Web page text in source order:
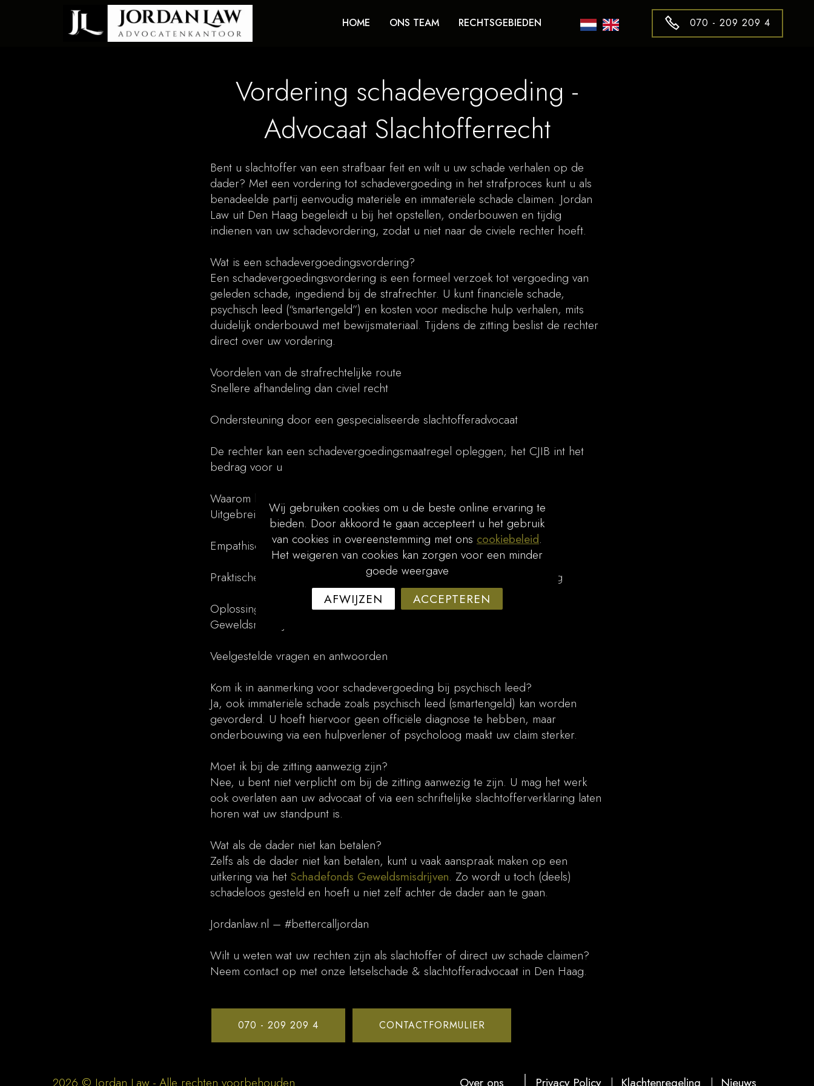
Vordering schadevergoeding -
Advocaat Slachtofferrecht
Bent u slachtoffer van een strafbaar feit en wilt u uw schade verhalen op de
dader? Met een vordering tot schadevergoeding in het strafproces kunt u als
benadeelde partij eenvoudig materiële en immateriële schade claimen. Jordan
Law uit Den Haag begeleidt u bij het opstellen, onderbouwen en tijdig
indienen van uw schadevordering, zodat u niet naar de civiele rechter hoeft.​
Wat is een schadevergoedingsvordering?
Een schadevergoedingsvordering is een formeel verzoek tot vergoeding van
geleden schade, ingediend bij de strafrechter. U kunt financiële schade,
psychisch leed (“smartengeld”) en kosten voor medische hulp verhalen, mits
duidelijk onderbouwd met bewijsmateriaal. Tijdens de zitting beslist de rechter
direct over uw vordering.
Voordelen van de strafrechtelijke route
Snellere afhandeling dan civiel recht
Ondersteuning door een gespecialiseerde slachtofferadvocaat
De rechter kan een schadevergoedingsmaatregel opleggen; het CJIB int het
bedrag voor u
Waarom kiezen voor Jordan Law?
Uitgebreide ervaring met schadeclaims in slachtofferzaken
Empathische begeleiding bij emotioneel en psychisch leed
Praktische hulp bij bewijsvergaring en onderbouwing van de vordering
Oplossingen bij oninbaarheid, bijvoorbeeld via het Schadefonds
Geweldsmisdrijven
Veelgestelde vragen en antwoorden
Kom ik in aanmerking voor schadevergoeding bij psychisch leed?
Ja, ook immateriële schade zoals psychisch leed (smartengeld) kan worden
gevorderd. U hoeft hiervoor geen officiële diagnose te hebben, maar
onderbouwing via een hulpverlener of psycholoog maakt uw claim sterker.​
Moet ik bij de zitting aanwezig zijn?
Nee, u bent niet verplicht om bij de zitting aanwezig te zijn. U mag het werk
ook overlaten aan uw advocaat of via een schriftelijke slachtofferverklaring laten
horen wat uw standpunt is.​
Wat als de dader niet kan betalen?
Zelfs als de dader niet kan betalen, kunt u vaak aanspraak maken op een
uitkering via het Schadefonds Geweldsmisdrijven. Zo wordt u toch (deels)
schadeloos gesteld en hoeft u niet zelf achter de dader aan te gaan.​
Jordanlaw.nl – #bettercalljordan
Wilt u weten wat uw rechten zijn als slachtoffer of direct uw schade claimen?
Neem contact op met onze letselschade & slachtofferadvocaat in Den Haag.
070 - 209 209 4 CONTACTFORMULIER
2026 © Jordan Law - Alle rechten voorbehouden Over ons Privacy Policy | Klachtenregeling | Nieuws
HOME ONS TEAM RECHTSGEBIEDEN 070 - 209 209 4
Wij gebruiken cookies om u de beste online ervaring te
bieden. Door akkoord te gaan accepteert u het gebruik
van cookies in overeenstemming met ons cookiebeleid.
Het weigeren van cookies kan zorgen voor een minder
goede weergave
AFWIJZEN
ACCEPTEREN